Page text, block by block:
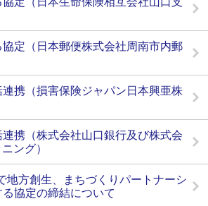
定（日本郵便株式会社周南市内郵
携（損害保険ジャパン日本興亜株
携（株式会社山口銀行及び株式会
ング）
地方創生、まちづくりパートナーシ
協定の締結について